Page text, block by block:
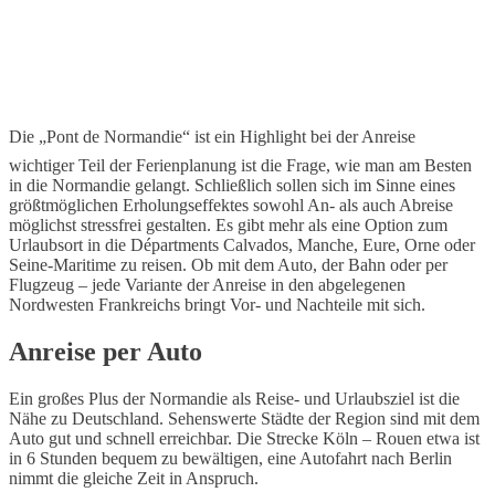
Die „Pont de Normandie“ ist ein Highlight bei der Anreise
wichtiger Teil der Ferienplanung ist die Frage, wie man am Besten
in die Normandie gelangt. Schließlich sollen sich im Sinne eines
größtmöglichen Erholungseffektes sowohl An- als auch Abreise
möglichst stressfrei gestalten. Es gibt mehr als eine Option zum
Urlaubsort in die Départments Calvados, Manche, Eure, Orne oder
Seine-Maritime zu reisen. Ob mit dem Auto, der Bahn oder per
Flugzeug – jede Variante der Anreise in den abgelegenen
Nordwesten Frankreichs bringt Vor- und Nachteile mit sich.
Anreise per Auto
Ein großes Plus der Normandie als Reise- und Urlaubsziel ist die
Nähe zu Deutschland. Sehenswerte Städte der Region sind mit dem
Auto gut und schnell erreichbar. Die Strecke Köln – Rouen etwa ist
in 6 Stunden bequem zu bewältigen, eine Autofahrt nach Berlin
nimmt die gleiche Zeit in Anspruch.